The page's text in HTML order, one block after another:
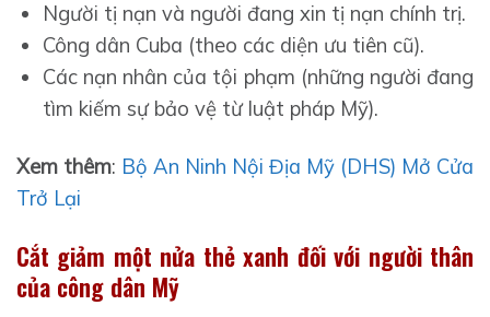
Người tị nạn và người đang xin tị nạn chính trị.
Công dân Cuba (theo các diện ưu tiên cũ).
Các nạn nhân của tội phạm (những người đang
tìm kiếm sự bảo vệ từ luật pháp Mỹ).
Xem thêm: Bộ An Ninh Nội Địa Mỹ (DHS) Mở Cửa
Trở Lại
Cắt giảm một nửa thẻ xanh đối với người thân
của công dân Mỹ